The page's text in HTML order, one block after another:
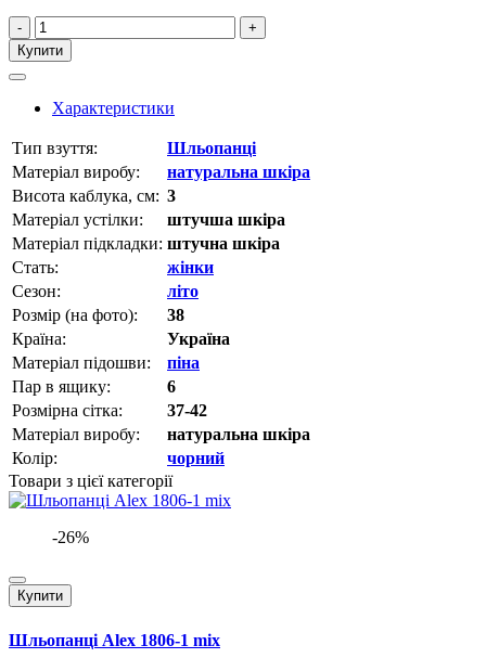
-
+
Купити
Характеристики
Тип взуття:
Шльопанці
Матеріал виробу:
натуральна шкіра
Висота каблука, см: 3
Матеріал устілки:
штучша шкіра
Матеріал підкладки: штучна шкіра
Стать:
жінки
Сезон:
літо
Розмір (на фото):
38
Країна:
Україна
Матеріал підошви:
піна
Пар в ящику:
6
Розмірна сітка:
37-42
Матеріал виробу:
натуральна шкіра
Колір:
чорний
Товари з цієї категорії
-26%
Купити
Шльопанці Alex 1806-1 mix